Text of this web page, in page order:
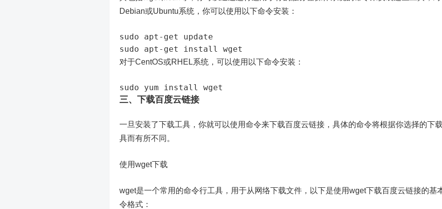
Debian或Ubuntu系统，你可以使用以下命令安装：
sudo apt-get update
sudo apt-get install wget
对于CentOS或RHEL系统，可以使用以下命令安装：
sudo yum install wget
三、下载百度云链接
一旦安装了下载工具，你就可以使用命令来下载百度云链接，具体的命令将根据你选择的下
具而有所不同。
使用wget下载
wget是一个常用的命令行工具，用于从网络下载文件，以下是使用wget下载百度云链接的基
令格式：